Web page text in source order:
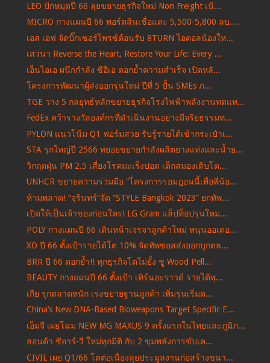
LEO ปักหมุดปี 66 ลุยขยายธุรกิจใหม่ Non Freight เน้...
MICRO กางแผนปี 66 พอร์ตสินเชื่อแตะ 5,500-5,800 ลบ....
เอส เอฟ จัดบิ๊กเซอร์ไพรซ์ต้อนรับ 8TURN ไอดอลน้องให...
เสวนา Reverse the Heart, Restore Your Life: Every ...
เอ็นไอเอ ผนึกกำลัง ซีอีเอ ตอกย้ำความสำเร็จ เปิดหลั...
โครงการพัฒนาผู้ส่งออกรุ่นใหม่ ปีที่ 5 ปั้น SMEs ภ...
TGE วาง 5 กลยุทธ์หลักขยายธุรกิจโรงไฟฟ้าพลังงานทดแท...
FedEx คว้ารางวัลองค์กรที่ดำเนินงานอย่างมีจริยธรรมท...
PYLON แนวโน้ม Q1 ฟอร์มสวย รับรู้รายได้เข้ากระเป๋าเ...
STA รุกใหญ่ปี 2566 ทยอยขยายกำลังผลิตยางแท่งและน้ำย...
วิกฤตฝุ่น PM 2.5 เสี่ยงโรคมะเร็งปอด เด็กสมองเติบโต...
UNHCR ขยายความร่วมมือ “โครงการรอมฎอนนี้เพื่อพี่น้อ...
ห้ามพลาด! “จุรินทร์”จัด “STYLE Bangkok 2023” ยกทัพ...
เปิดให้เป็นเจ้าของก่อนใคร! LG Gram แล็ปท็อปรุ่นใหม...
POLY กางแผนปี 66 เดินหน้าเจรจาลูกค้าใหม่ หนุนออเดอ...
XO ปี 66 ตั้งเป้ารายได้โต 10% จัดทัพซอสส่งออกบุกตล...
BRR ปี 66 ตอกย้ำ!! ทุกธุรกิจโตไม่ยั้ง ชู Wood Pell...
BEAUTY กางแผนปี 66 ตั้งเป้า เทิร์นอะราวด์ รายได้พุ...
เกีย รุกตลาดหนัก เร่งขยายฐานลูกค้า เพิ่มรุ่นเริ่มต...
China’s New DNA-Based Bioweapons Target Specific E...
เอ็มจี เผยโฉม NEW MG MAXUS 9 ครั้งแรกในไทยและภูมิภ...
ฮอนด้า ซีอาร์-วี ใหม่ทุกมิติ กับ 2 ขุมพลังการขับเค...
CIVIL เผย Q1/66 โตต่อเนื่องลุยประมูลงานก่อสร้างขนา...